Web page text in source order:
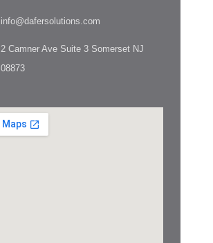
info@dafersolutions.com
2 Camner Ave Suite 3 Somerset NJ
08873